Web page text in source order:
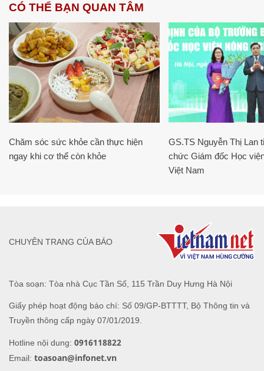
CÓ THỂ BẠN QUAN TÂM
Chăm sóc sức khỏe cần thực hiện
ngay khi cơ thể còn khỏe
GS.TS Nguyễn Thị Lan
chức Giám đốc Học
Việt Nam
Tòa soạn: Tòa nhà Cục Tần Số, 115 Trần Duy Hưng Hà Nội
Giấy phép hoạt động báo chí: Số 09/GP-BTTTT, Bộ Thông tin và
Truyền thông cấp ngày 07/01/2019.
Hotline nội dung: 0916118822
Email: toasoan@infonet.vn
CHUYÊN TRANG CỦA BÁO